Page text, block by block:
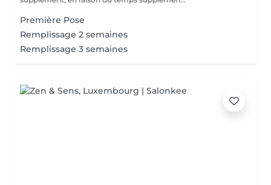
Première Pose
Remplissage 2 semaines
Remplissage 3 semaines